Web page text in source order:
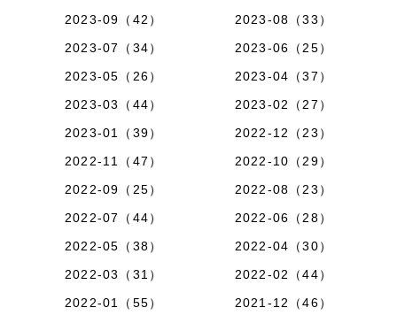
2023-09（42）
2023-08（33）
2023-07（34）
2023-06（25）
2023-05（26）
2023-04（37）
2023-03（44）
2023-02（27）
2023-01（39）
2022-12（23）
2022-11（47）
2022-10（29）
2022-09（25）
2022-08（23）
2022-07（44）
2022-06（28）
2022-05（38）
2022-04（30）
2022-03（31）
2022-02（44）
2022-01（55）
2021-12（46）